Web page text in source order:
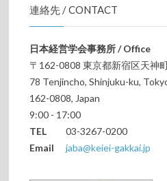
連絡先 / CONTACT
日本経営学会事務所 / Office
〒162-0808 東京都新宿区天神
78 Tenjincho, Shinjuku-ku,
162-0808, Japan
9:00 - 17:00
TEL03-3267-0200
Emailjaba@keiei-gakkai.jp